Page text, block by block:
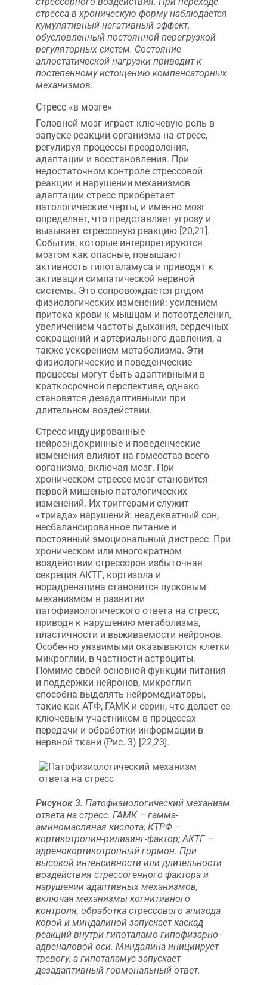
стресса в хроническую форму наблюдается
кумулятивный негативный эффект,
обусловленный постоянной перегрузкой
регуляторных систем. Состояние
аллостатической нагрузки приводит к
постепенному истощению компенсаторных
механизмов.
Стресс «в мозге»
Головной мозг играет ключевую роль в
запуске реакции организма на стресс,
регулируя процессы преодоления,
адаптации и восстановления. При
недостаточном контроле стрессовой
реакции и нарушении механизмов
адаптации стресс приобретает
патологические черты, и именно мозг
определяет, что представляет угрозу и
вызывает стрессовую реакцию [20,21].
События, которые интерпретируются
мозгом как опасные, повышают
активность гипоталамуса и приводят к
активации симпатической нервной
системы. Это сопровождается рядом
физиологических изменений: усилением
притока крови к мышцам и потоотделения,
увеличением частоты дыхания, сердечных
сокращений и артериального давления, а
также ускорением метаболизма. Эти
физиологические и поведенческие
процессы могут быть адаптивными в
краткосрочной перспективе, однако
становятся дезадаптивными при
длительном воздействии.
Стресс-индуцированные
нейроэндокринные и поведенческие
изменения влияют на гомеостаз всего
организма, включая мозг. При
хроническом стрессе мозг становится
первой мишенью патологических
изменений. Их триггерами служит
«триада» нарушений: неадекватный сон,
несбалансированное питание и
постоянный эмоциональный дистресс. При
хроническом или многократном
воздействии стрессоров избыточная
секреция АКТГ, кортизола и
норадреналина становится пусковым
механизмом в развитии
патофизиологического ответа на стресс,
приводя к нарушению метаболизма,
пластичности и выживаемости нейронов.
Особенно уязвимыми оказываются клетки
микроглии, в частности астроциты.
Помимо своей основной функции питания
и поддержки нейронов, микроглия
способна выделять нейромедиаторы,
такие как АТФ, ГАМК и серин, что делает ее
ключевым участником в процессах
передачи и обработки информации в
нервной ткани (Рис. 3) [22,23].
Рисунок 3. Патофизиологический механизм
ответа на стресс. ГАМК – гамма-
аминомасляная кислота; КТРФ –
кортикотропин-рилизинг-фактор; АКТГ –
адренокортикотропный гормон. При
высокой интенсивности или длительности
воздействия стрессогенного фактора и
нарушении адаптивных механизмов,
включая механизмы когнитивного
контроля, обработка стрессового эпизода
корой и миндалиной запускает каскад
реакций внутри гипоталамо-гипофизарно-
адреналовой оси. Миндалина инициирует
тревогу, а гипоталамус запускает
дезадаптивный гормональный ответ.